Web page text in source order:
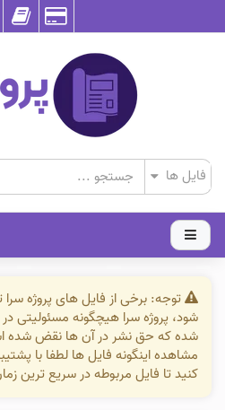
توجه: برخی از فایل های پروژه سرا
شود، پروژه سرا هیچگونه مسئولیتی
شده که حق نشر در آن ها نقض شده
مشاهده اینگونه فایل ها لطفا با
کنید تا فایل مربوطه در سریع ترین